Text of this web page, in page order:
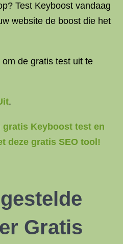
Test Keyboost vandaag
website de boost die het
de gratis test uit te
.
gratis Keyboost test en
deze gratis SEO tool!
Gratis